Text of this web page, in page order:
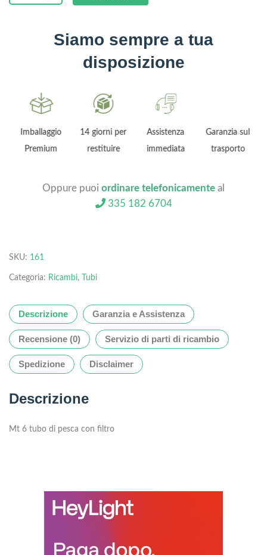
Siamo sempre a tua
disposizione
Imballaggio
Premium
14 giorni per
restituire
Assistenza
immediata
Garanzia sul
trasporto
Oppure puoi ordinare telefonicamente al
335 182 6704
SKU: 161
Categoria: Ricambi, Tubi
Descrizione Garanzia e Assistenza
Recensione (0) Servizio di parti di ricambio
Spedizione Disclaimer
Descrizione
Mt 6 tubo di pesca con filtro